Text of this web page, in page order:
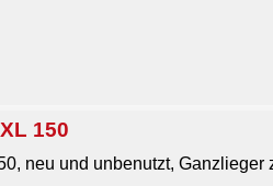
150
neu und unbenutzt,